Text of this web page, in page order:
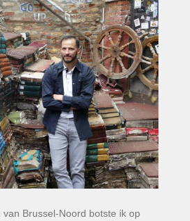
Brussel-Noord botste ik op